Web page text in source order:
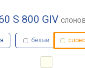
S 800 GIV
белый